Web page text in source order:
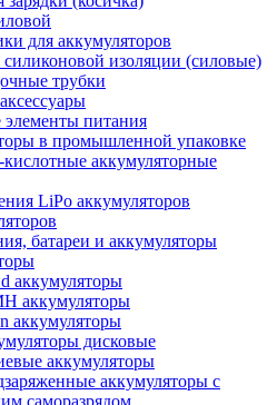
для аккумуляторов
изоляции (силовые)
трубки
питания
в промышленной упаковке
аккумуляторные
LiPo аккумуляторов
батареи и аккумуляторы
аккумуляторы
аккумуляторы
аккумуляторы
дисковые
аккумуляторы
аккумуляторы с
саморазрядом